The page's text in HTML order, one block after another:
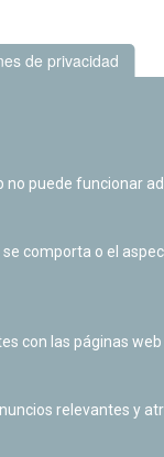
de privacidad
puede funcionar
comporta o el
con las páginas
relevantes y